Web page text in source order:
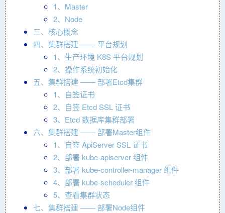
1、Master
2、Node
三、核心概念
四、集群搭建 —— 平台规划
1、生产环境 K8S 平台规划
2、操作系统初始化
五、集群搭建 —— 部署Etcd集群
1、自签证书
2、自签 Etcd SSL 证书
3、Etcd 数据库集群部署
六、集群搭建 —— 部署Master组件
1、自签 ApiServer SSL 证书
2、部署 kube-apiserver 组件
3、部署 kube-controller-manager 组件
4、部署 kube-scheduler 组件
5、查看集群状态
七、集群搭建 —— 部署Node组件